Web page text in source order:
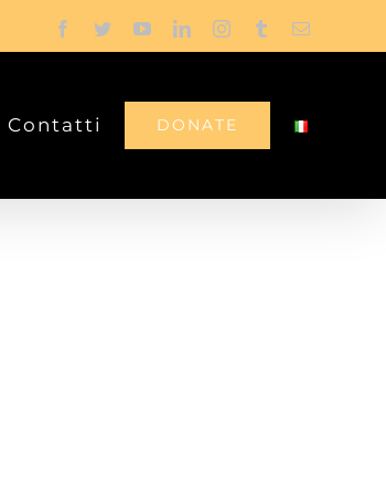
Facebook
TwitterYouTubeLinkedInInstagram
TumblrEmail
Contatti DONATE